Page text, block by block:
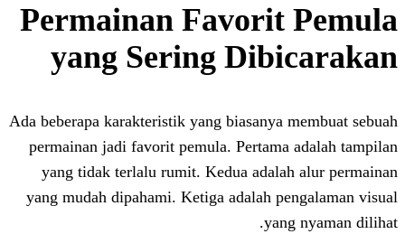
Permainan
yang Sering
Ada beberapa karakteristik yang biasanya
permainan jadi favorit pemula.
yang tidak terlalu rumit. Kedua
yang mudah dipahami. Ketiga adalah